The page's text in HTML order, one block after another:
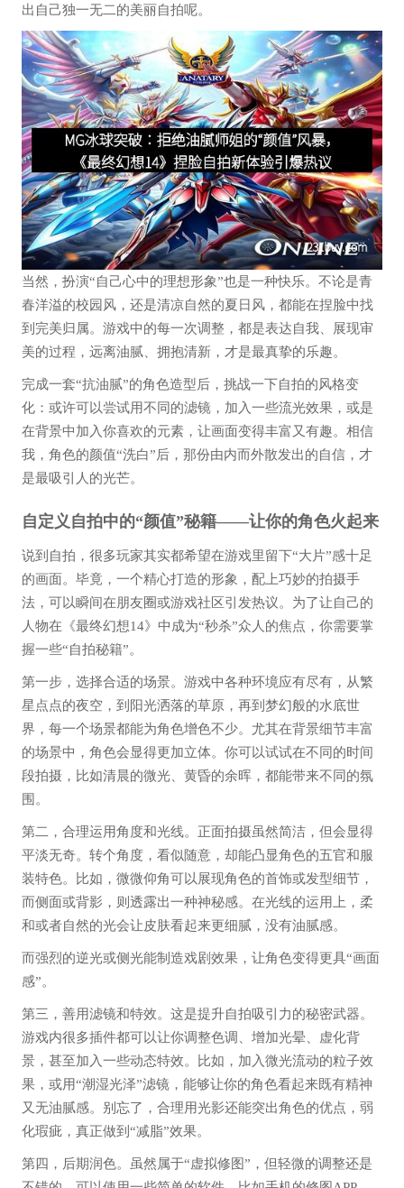
出自己独一无二的美丽自拍呢。
当然，扮演“自己心中的理想形象”也是一种快乐。不论是青
春洋溢的校园风，还是清凉自然的夏日风，都能在捏脸中找
到完美归属。游戏中的每一次调整，都是表达自我、展现审
美的过程，远离油腻、拥抱清新，才是最真挚的乐趣。
完成一套“抗油腻”的角色造型后，挑战一下自拍的风格变
化：或许可以尝试用不同的滤镜，加入一些流光效果，或是
在背景中加入你喜欢的元素，让画面变得丰富又有趣。相信
我，角色的颜值“洗白”后，那份由内而外散发出的自信，才
是最吸引人的光芒。
自定义自拍中的“颜值”秘籍——让你的角色火起来
说到自拍，很多玩家其实都希望在游戏里留下“大片”感十足
的画面。毕竟，一个精心打造的形象，配上巧妙的拍摄手
法，可以瞬间在朋友圈或游戏社区引发热议。为了让自己的
人物在《最终幻想14》中成为“秒杀”众人的焦点，你需要掌
握一些“自拍秘籍”。
第一步，选择合适的场景。游戏中各种环境应有尽有，从繁
星点点的夜空，到阳光洒落的草原，再到梦幻般的水底世
界，每一个场景都能为角色增色不少。尤其在背景细节丰富
的场景中，角色会显得更加立体。你可以试试在不同的时间
段拍摄，比如清晨的微光、黄昏的余晖，都能带来不同的氛
围。
第二，合理运用角度和光线。正面拍摄虽然简洁，但会显得
平淡无奇。转个角度，看似随意，却能凸显角色的五官和服
装特色。比如，微微仰角可以展现角色的首饰或发型细节，
而侧面或背影，则透露出一种神秘感。在光线的运用上，柔
和或者自然的光会让皮肤看起来更细腻，没有油腻感。
而强烈的逆光或侧光能制造戏剧效果，让角色变得更具“画面
感”。
第三，善用滤镜和特效。这是提升自拍吸引力的秘密武器。
游戏内很多插件都可以让你调整色调、增加光晕、虚化背
景，甚至加入一些动态特效。比如，加入微光流动的粒子效
果，或用“潮湿光泽”滤镜，能够让你的角色看起来既有精神
又无油腻感。别忘了，合理用光影还能突出角色的优点，弱
化瑕疵，真正做到“减脂”效果。
第四，后期润色。虽然属于“虚拟修图”，但轻微的调整还是